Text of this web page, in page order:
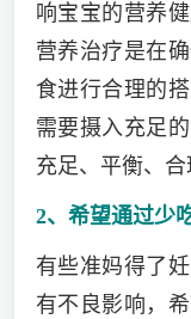
响宝宝的营养
营养治疗是在
食进行合理的
需要摄入充足
充足、平衡、合
2、希望通过少
有些准妈得了
有不良影响，